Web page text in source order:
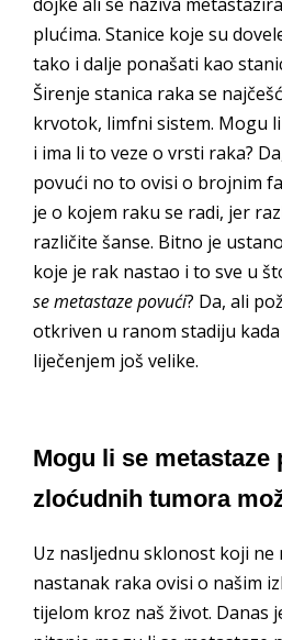
plućima. Stanice koje su
tako i dalje ponašati kao
Širenje stanica raka se
krvotok, limfni sistem. Mogu
i ima li to veze o vrsti raka?
povući no to ovisi o brojnim
je o kojem raku se radi, jer
različite šanse. Bitno je
koje je rak nastao i to sve u
se metastaze povući? Da, ali
otkriven u ranom stadiju kada
liječenjem još velike.
Mogu li se metastaze
zloćudnih tumora
Uz nasljednu sklonost koji
nastanak raka ovisi o našim
tijelom kroz naš život. Danas